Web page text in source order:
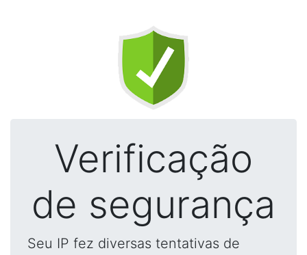
Verificação
de segurança
Seu IP fez diversas tentativas de